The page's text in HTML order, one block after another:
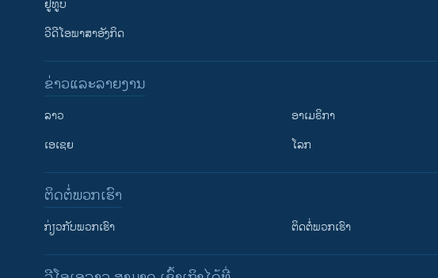
ຢູທູບ
ວີດີໂອພາສາອັງກິດ
ຂ່າວແລະລາຍງານ
ລາວ
ເອເຊຍ
ອາເມຣິກາ
ໂລກ
ຕິດຕໍ່ພວກເຮົາ
ກ່ຽວກັບພວກເຮົາ ຕິດຕໍ່ພວກເຮົາ